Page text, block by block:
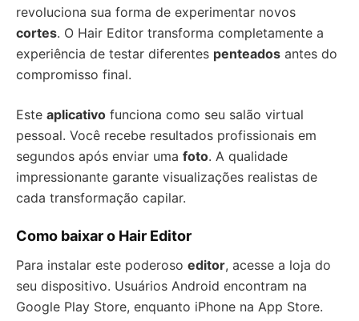
revoluciona sua forma de experimentar novos
cortes. O Hair Editor transforma completamente a
experiência de testar diferentes penteados antes do
compromisso final.
Este aplicativo funciona como seu salão virtual
pessoal. Você recebe resultados profissionais em
segundos após enviar uma foto. A qualidade
impressionante garante visualizações realistas de
cada transformação capilar.
Como baixar o Hair Editor
Para instalar este poderoso editor, acesse a loja do
seu dispositivo. Usuários Android encontram na
Google Play Store, enquanto iPhone na App Store.